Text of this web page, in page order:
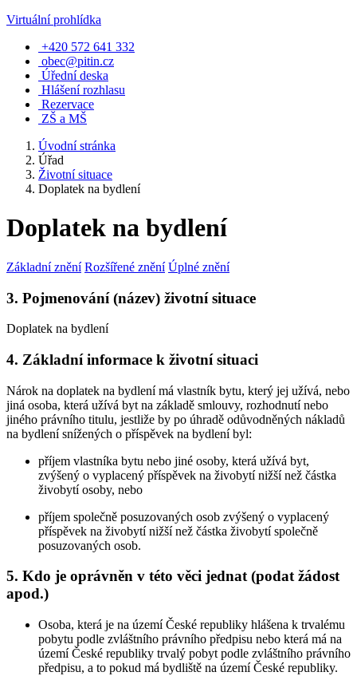
Virtuální prohlídka
+420 572 641 332
obec@pitin.cz
Úřední deska
Hlášení rozhlasu
Rezervace
ZŠ a MŠ
Úvodní stránka
Úřad
Životní situace
Doplatek na bydlení
Doplatek na bydlení
Základní znění Rozšířené znění Úplné znění
3. Pojmenování (název) životní situace
Doplatek na bydlení
4. Základní informace k životní situaci
Nárok na doplatek na bydlení má vlastník bytu, který jej užívá, nebo
jiná osoba, která užívá byt na základě smlouvy, rozhodnutí nebo
jiného právního titulu, jestliže by po úhradě odůvodněných nákladů
na bydlení snížených o příspěvek na bydlení byl:
příjem vlastníka bytu nebo jiné osoby, která užívá byt,
zvýšený o vyplacený příspěvek na živobytí nižší než částka
živobytí osoby, nebo
příjem společně posuzovaných osob zvýšený o vyplacený
příspěvek na živobytí nižší než částka živobytí společně
posuzovaných osob.
5. Kdo je oprávněn v této věci jednat (podat žádost
apod.)
Osoba, která je na území České republiky hlášena k trvalému
pobytu podle zvláštního právního předpisu nebo která má na
území České republiky trvalý pobyt podle zvláštního právního
předpisu, a to pokud má bydliště na území České republiky.